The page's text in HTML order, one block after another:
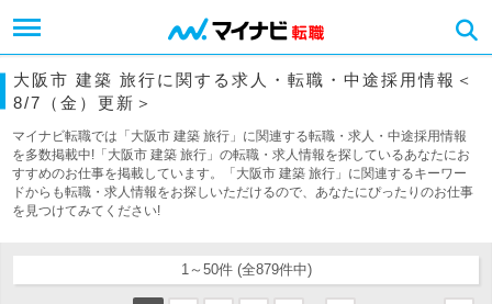
大阪市 建築 旅行に関する求人・転職・中途採用情報＜
8/7（金）更新＞
マイナビ転職では「大阪市 建築 旅行」に関連する転職・求人・中途採用情報
を多数掲載中!「大阪市 建築 旅行」の転職・求人情報を探しているあなたにお
すすめのお仕事を掲載しています。「大阪市 建築 旅行」に関連するキーワー
ドからも転職・求人情報をお探しいただけるので、あなたにぴったりのお仕事
を見つけてみてください!
1～50件 (全879件中)